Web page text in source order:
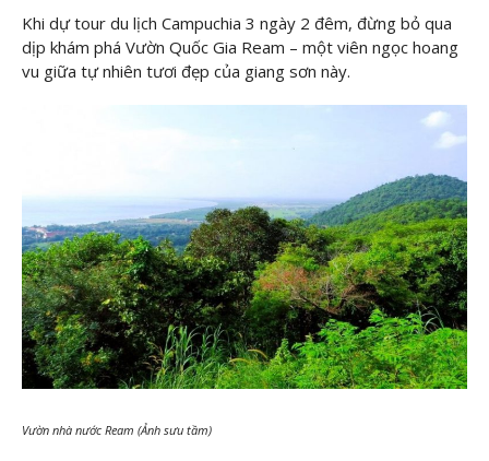
Khi dự tour du lịch Campuchia 3 ngày 2 đêm, đừng bỏ qua
dịp khám phá Vườn Quốc Gia Ream – một viên ngọc hoang
vu giữa tự nhiên tươi đẹp của giang sơn này.
Vườn nhà nước Ream (Ảnh sưu tầm)